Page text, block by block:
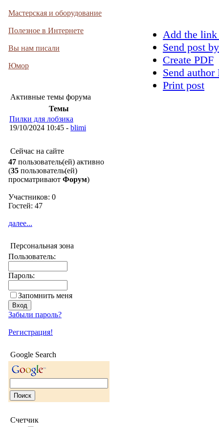
Мастерская и оборудование
Полезное в Интернете
Вы нам писали
Юмор
Активные темы форума
Темы
Пилки для лобзика
19/10/2024 10:45 - blimi
Сейчас на сайте
47 пользователь(ей) активно
(35 пользователь(ей)
просматривают Форум)
Участников: 0
Гостей: 47
далее...
Персональная зона
Пользователь:
Пароль:
Запомнить меня
Забыли пароль?
Регистрация!
Google Search
Счетчик
Add the
Send post
Create PDF
Send
Print post